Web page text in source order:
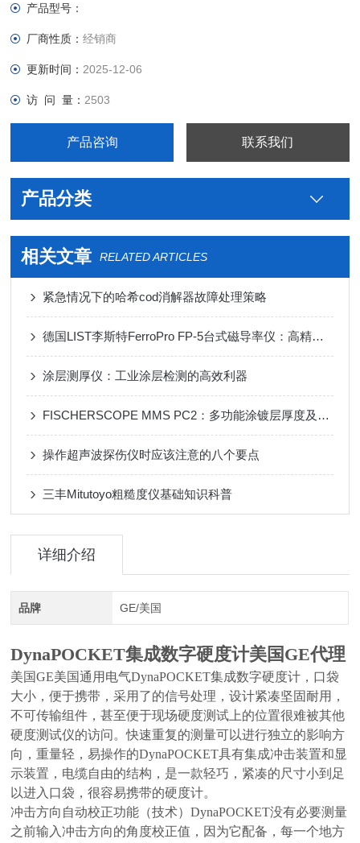
产品型号：
厂商性质：经销商
更新时间： 2025-12-06
访 问 量： 2503
产品咨询 联系我们
产品分类
相关文章 RELATED ARTICLES
紧急情况下的哈希cod消解器故障处理策略
德国LIST李斯特FerroPro FP-5台式磁导率仪：高精度检测，助力材料质量把控
涂层测厚仪：工业涂层检测的高效利器
FISCHERSCOPE MMS PC2：多功能涂镀层厚度及材料测试系统
操作超声波探伤仪时应该注意的八个要点
三丰Mitutoyo粗糙度仪基础知识科普
详细介绍
品牌 GE/美国
DynaPOCKET集成数字硬度计美国GE代理
美国GE美国通用电气DynaPOCKET集成数字硬度计，口袋
大小，便于携带，采用了的信号处理，设计紧凑坚固耐用，
不可传输组件，甚至便于现场硬度测试上的位置很难被其他
硬度测试仪的访问。快速重复的测量可以进行独立的影响方
向，重量轻，易操作的DynaPOCKET具有集成冲击装置和显
示装置，电缆自由的结构，是一款轻巧，紧凑的尺寸小到足
以进入口袋，很容易携带的硬度计。
冲击方向自动校正功能（技术）DynaPOCKET没有必要测量
之前输入冲击方向的角度校正值，因为它配备，每一个地方